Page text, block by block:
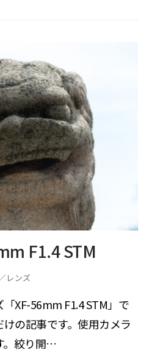
F1.4 STM
レンズ
XF-56mm F1.4 STM」で
の記事です。使用カメラ
。絞り開…